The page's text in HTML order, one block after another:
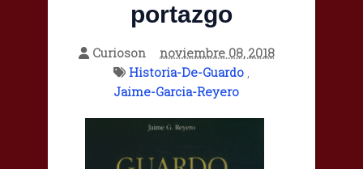
portazgo
Curioson
noviembre 08, 2018
Historia-De-Guardo ,
Jaime-Garcia-Reyero